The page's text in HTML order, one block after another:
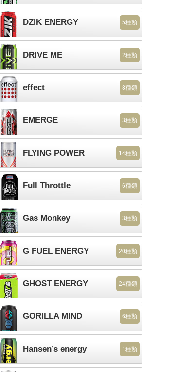
DZIK ENERGY 5種類
DRIVE ME 2種類
effect 8種類
EMERGE 3種類
FLYING POWER 14種類
Full Throttle 6種類
Gas Monkey 3種類
G FUEL ENERGY 20種類
GHOST ENERGY 24種類
GORILLA MIND 6種類
Hansen’s energy 1種類